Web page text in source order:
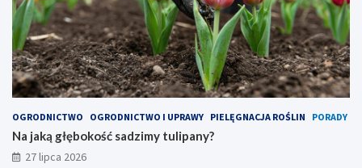
OGRODNICTWO OGRODNICTWO I UPRAWY PIELĘGNACJA ROŚLIN PORADY
Na jaką głębokość sadzimy tulipany?
27 lipca 2026